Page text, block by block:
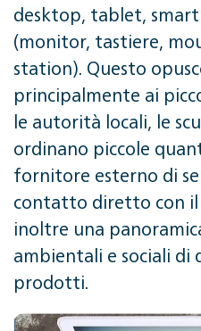
desktop, tablet,
(monitor, tastiere,
station). Questo
principalmente ai
le autorità locali, le
ordinano piccole
fornitore esterno di
contatto diretto con
inoltre una
ambientali e sociali di
prodotti.